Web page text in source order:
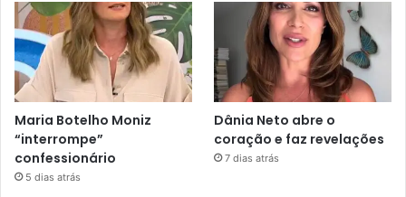
Maria Botelho Moniz
“interrompe”
confessionário
5 dias atrás
Dânia Neto abre o
coração e faz revelações
7 dias atrás